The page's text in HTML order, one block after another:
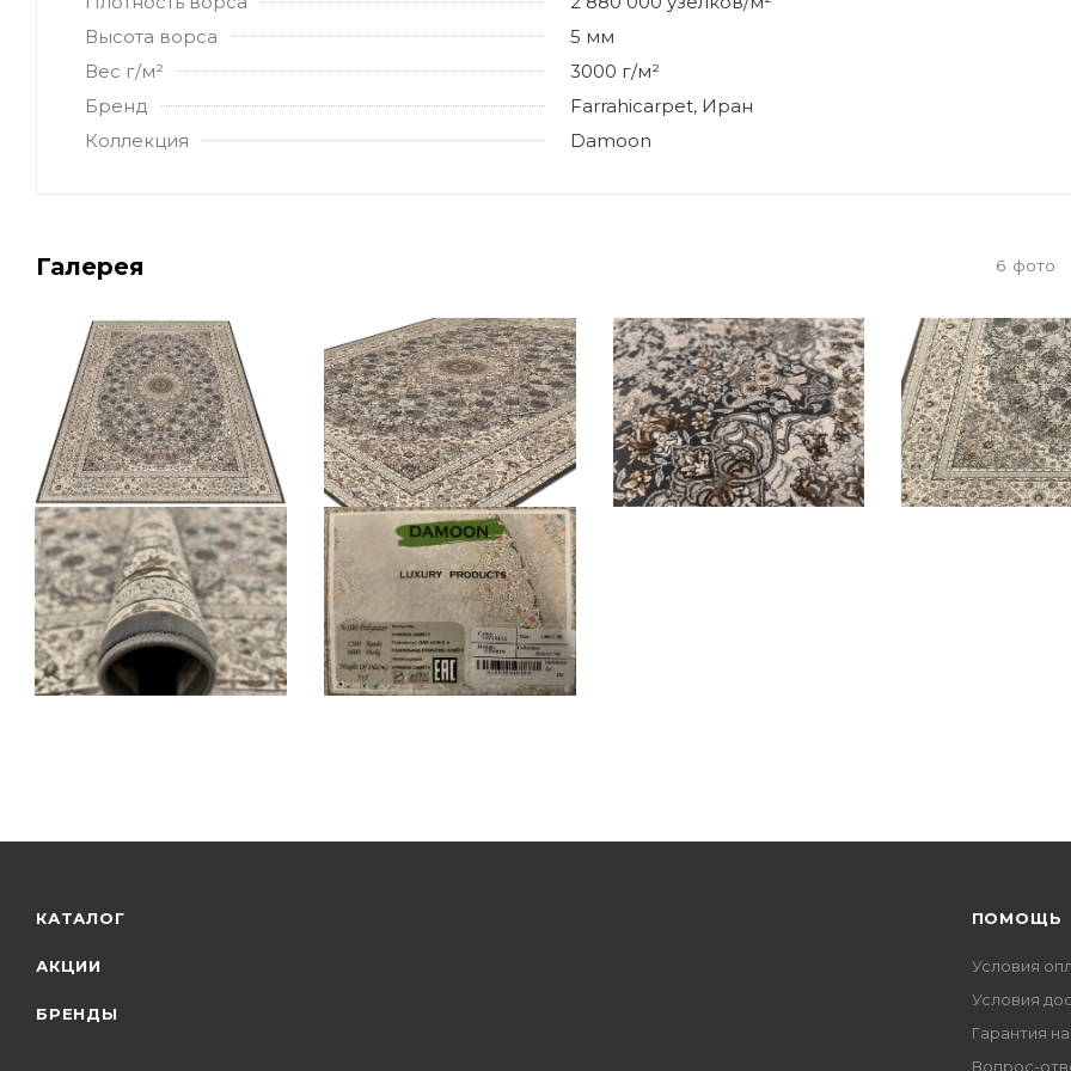
Высота ворса
5 мм
Вес г/м²
3000 г/м²
Бренд
Farrahicarpet, Иран
Коллекция
Damoon
Галерея 6 фото
КАТАЛОГ
АКЦИИ
БРЕНДЫ
ПОМОЩЬ
Условия
Условия
Гарантия
Вопрос-